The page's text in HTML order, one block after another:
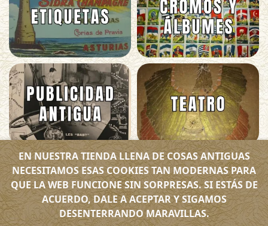
EN NUESTRA TIENDA LLENA DE COSAS ANTIGUAS
NECESITAMOS ESAS COOKIES TAN MODERNAS PARA
QUE LA WEB FUNCIONE SIN SORPRESAS. SI ESTÁS DE
ACUERDO, DALE A ACEPTAR Y SIGAMOS
DESENTERRANDO MARAVILLAS.